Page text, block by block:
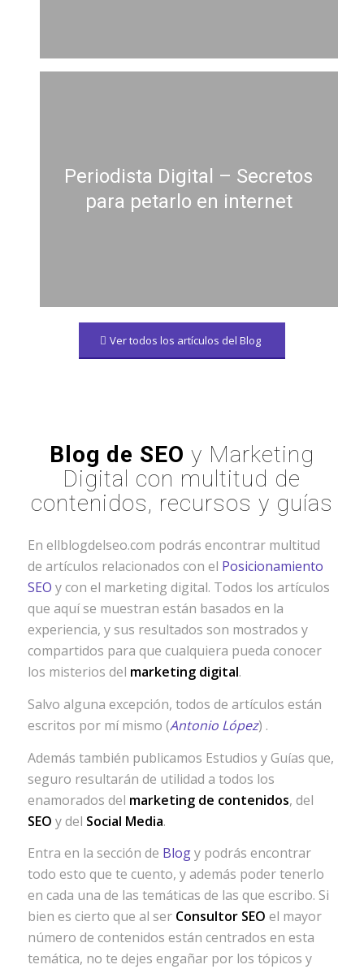
Periodista Digital – Secretos
para petarlo en internet
Ver todos los artículos del Blog
Blog de SEO y Marketing
Digital con multitud de
contenidos, recursos y guías
En ellblogdelseo.com podrás encontrar multitud
de artículos relacionados con el Posicionamiento
SEO y con el marketing digital. Todos los artículos
que aquí se muestran están basados en la
experiencia, y sus resultados son mostrados y
compartidos para que cualquiera pueda conocer
los misterios del marketing digital.
Salvo alguna excepción, todos de artículos están
escritos por mí mismo (Antonio López) .
Además también publicamos Estudios y Guías que,
seguro resultarán de utilidad a todos los
enamorados del marketing de contenidos, del
SEO y del Social Media.
Entra en la sección de Blogy podrás encontrar
todo esto que te cuento, y además poder tenerlo
en cada una de las temáticas de las que escribo. Si
bien es cierto que al ser Consultor SEO el mayor
número de contenidos están centrados en esta
temática, no te dejes engañar por los tópicos y